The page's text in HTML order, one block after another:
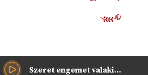
Szeret engemet valaki...